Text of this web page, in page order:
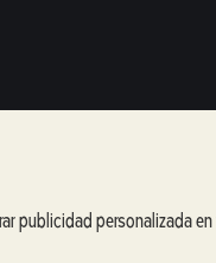
publicidad personalizada